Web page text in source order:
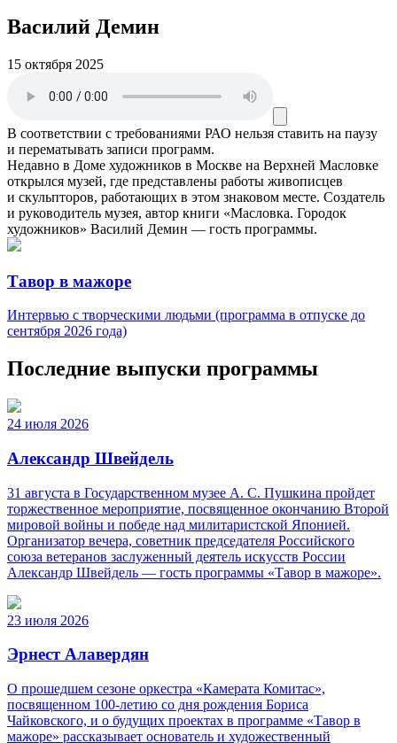
Василий Демин
15 октября 2025
В соответствии с требованиями РАО нельзя ставить на паузу
и перематывать записи программ.
Недавно в Доме художников в Москве на Верхней Масловке
открылся музей, где представлены работы живописцев
и скульпторов, работающих в этом знаковом месте. Создатель
и руководитель музея, автор книги «Масловка. Городок
художников» Василий Демин — гость программы.
Тавор в мажоре
Интервью с творческими людьми (программа в отпуске до
сентября 2026 года)
Последние выпуски программы
24 июля 2026
Александр Швейдель
31 августа в Государственном музее А. С. Пушкина пройдет
торжественное мероприятие, посвященное окончанию Второй
мировой войны и победе над милитаристской Японией.
Организатор вечера, советник председателя Российского
союза ветеранов заслуженный деятель искусств России
Александр Швейдель — гость программы «Тавор в мажоре».
23 июля 2026
Эрнест Алавердян
О прошедшем сезоне оркестра «Камерата Комитас»,
посвященном 100-летию со дня рождения Бориса
Чайковского, и о будущих проектах в программе «Тавор в
мажоре» рассказывает основатель и художественный